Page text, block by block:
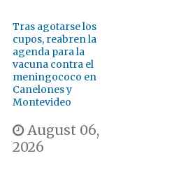
Tras agotarse los
cupos, reabren la
agenda para la
vacuna contra el
meningococo en
Canelones y
Montevideo
August 06,
2026